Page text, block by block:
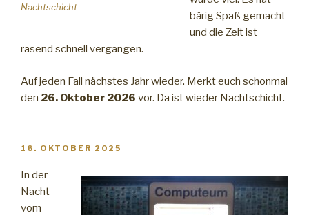
Nachtschicht
bärig Spaß gemacht
und die Zeit ist
rasend schnell vergangen.
Auf jeden Fall nächstes Jahr wieder. Merkt euch schonmal
den 26. Oktober 2026 vor. Da ist wieder Nachtschicht.
VERÖFFENTLICHT
16. OKTOBER 2025
In der
Nacht
vom